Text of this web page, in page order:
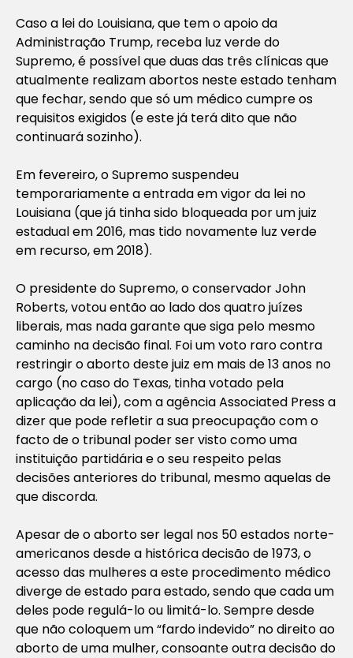
Caso a lei do Louisiana, que tem o apoio da
Administração Trump, receba luz verde do
Supremo, é possível que duas das três clínicas que
atualmente realizam abortos neste estado tenham
que fechar, sendo que só um médico cumpre os
requisitos exigidos (e este já terá dito que não
continuará sozinho).
Em fevereiro, o Supremo suspendeu
temporariamente a entrada em vigor da lei no
Louisiana (que já tinha sido bloqueada por um juiz
estadual em 2016, mas tido novamente luz verde
em recurso, em 2018).
O presidente do Supremo, o conservador John
Roberts, votou então ao lado dos quatro juízes
liberais, mas nada garante que siga pelo mesmo
caminho na decisão final. Foi um voto raro contra
restringir o aborto deste juiz em mais de 13 anos no
cargo (no caso do Texas, tinha votado pela
aplicação da lei), com a agência Associated Press a
dizer que pode refletir a sua preocupação com o
facto de o tribunal poder ser visto como uma
instituição partidária e o seu respeito pelas
decisões anteriores do tribunal, mesmo aquelas de
que discorda.
Apesar de o aborto ser legal nos 50 estados norte-
americanos desde a histórica decisão de 1973, o
acesso das mulheres a este procedimento médico
diverge de estado para estado, sendo que cada um
deles pode regulá-lo ou limitá-lo. Sempre desde
que não coloquem um “fardo indevido” no direito ao
aborto de uma mulher, consoante outra decisão do